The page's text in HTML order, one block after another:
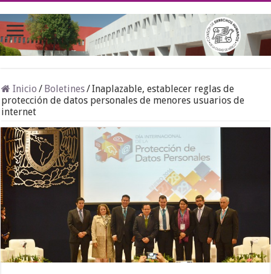
Inicio / Boletines/Inaplazable, establecer reglas de
protección de datos personales de menores usuarios de
internet